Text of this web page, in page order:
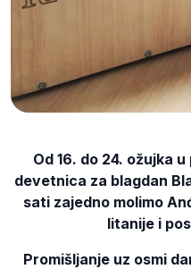
Od 16. do 24. ožujka
devetnica za blagdan
sati zajedno molimo
litanije i
Promišljanje uz osmi